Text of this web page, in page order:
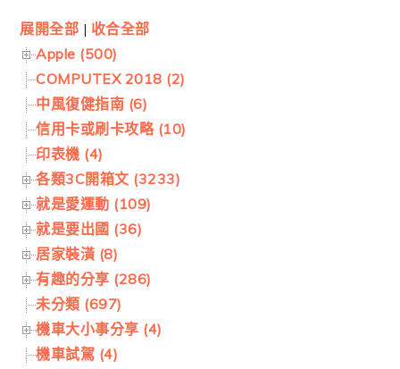
展開全部 | 收合全部
Apple (500)
COMPUTEX 2018 (2)
中風復健指南 (6)
信用卡或刷卡攻略 (10)
印表機 (4)
各類3C開箱文 (3233)
就是愛運動 (109)
就是要出國 (36)
居家裝潢 (8)
有趣的分享 (286)
未分類 (697)
機車大小事分享 (4)
機車試駕 (4)